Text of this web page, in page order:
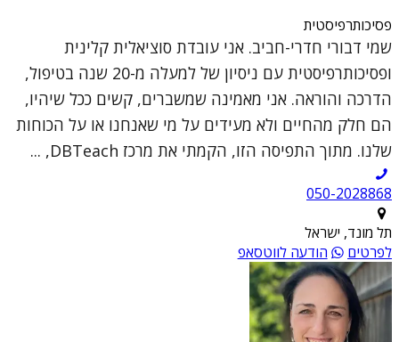
פסיכותרפיסטית
שמי דבורי חדרי-חביב. אני עובדת סוציאלית קלינית
ופסיכותרפיסטית עם ניסיון של למעלה מ-20 שנה בטיפול,
הדרכה והוראה. אני מאמינה שמשברים, קשים ככל שיהיו,
הם חלק מהחיים ולא מעידים על מי שאנחנו או על הכוחות
שלנו. מתוך התפיסה הזו, הקמתי את מרכז DBTeach, ...
050-2028868
תל מונד, ישראל
לפרטים
הודעה לווטסאפ